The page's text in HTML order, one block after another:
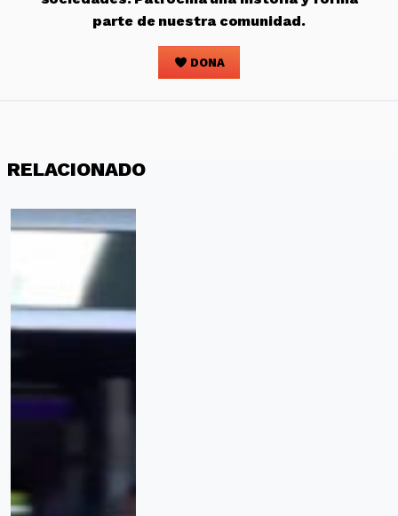
parte de nuestra comunidad.
DONA
RELACIONADO